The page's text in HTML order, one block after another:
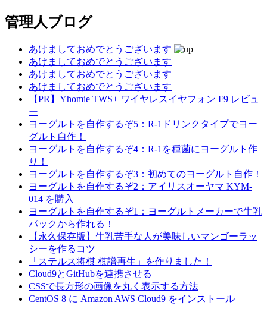
管理人ブログ
あけましておめでとうございます
あけましておめでとうございます
あけましておめでとうございます
あけましておめでとうございます
【PR】Yhomie TWS+ ワイヤレスイヤフォン F9 レビュ
ー
ヨーグルトを自作するぞ5：R-1ドリンクタイプでヨー
グルト自作！
ヨーグルトを自作するぞ4：R-1を種菌にヨーグルト作
り！
ヨーグルトを自作するぞ3：初めてのヨーグルト自作！
ヨーグルトを自作するぞ2：アイリスオーヤマ KYM-
014 を購入
ヨーグルトを自作するぞ1：ヨーグルトメーカーで牛乳
パックから作れる！
【永久保存版】牛乳苦手な人が美味しいマンゴーラッ
シーを作るコツ
「ステルス将棋 棋譜再生」を作りました！
Cloud9とGitHubを連携させる
CSSで長方形の画像を丸く表示する方法
CentOS 8 に Amazon AWS Cloud9 をインストール